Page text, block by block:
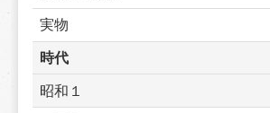
実物
時代
昭和１